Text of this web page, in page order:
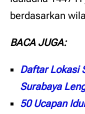
berdasarkan
BACA JUGA:
Daftar Lokasi
Surabaya
50 Ucapan